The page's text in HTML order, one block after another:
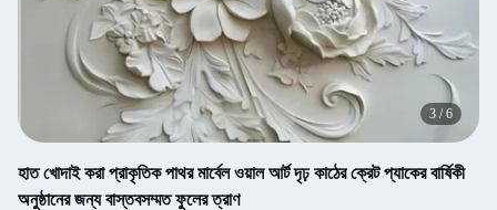
3 /6
হাত খোদাই করা প্রাকৃতিক পাথর মার্বেল ওয়াল আর্ট দৃঢ় কাঠের ক্রেট প্যাকের বার্ষিকী
অনুষ্ঠানের জন্য বাস্তবসম্মত ফুলের ত্রাণ